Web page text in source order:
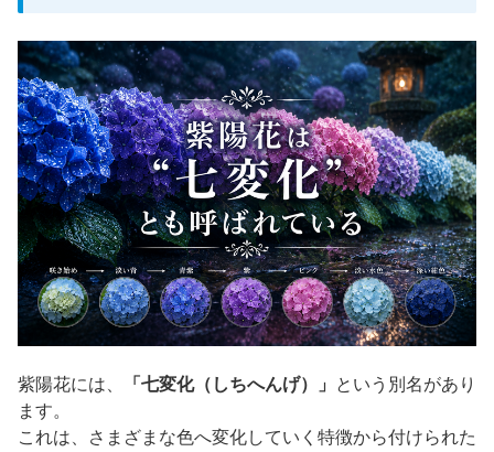
紫陽花には、 「七変化（しちへんげ）」
という別名があり
ます。
これは、さまざまな色へ変化していく特徴から付けられた